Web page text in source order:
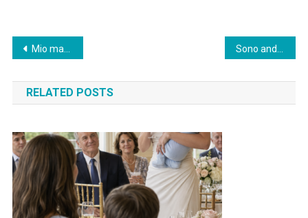
Post
navigation
Mio marito ci ha lasciati, me e i nostri figli, a casa la vigilia di Natale ed è andato alla festa del suo ufficio – Gli abbiamo fatto una sorpresa lì. Sono andato a prendere mia moglie ei nostri neonati in ospedale – ma ho trovato
RELATED POSTS